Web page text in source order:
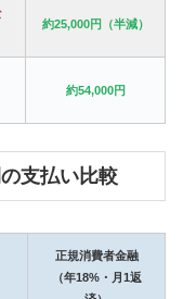
約25,000円（半減）
約54,000円
支払い比較
正規消費者金融
（年18%・月1返